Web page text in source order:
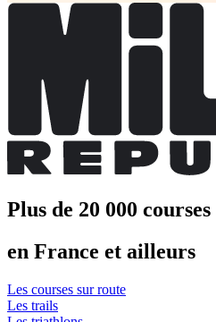
Plus de 20 000 courses
en France et ailleurs
Les courses sur route
Les trails